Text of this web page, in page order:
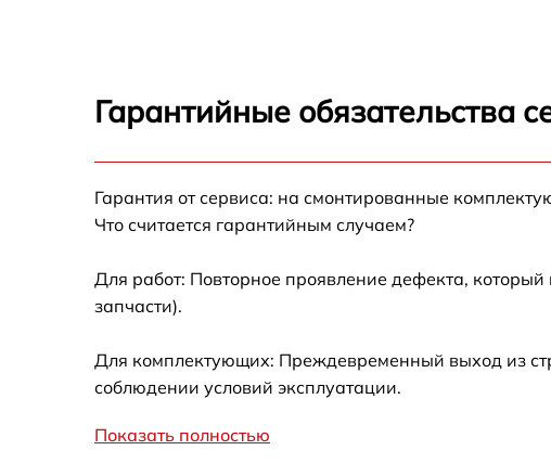
Замена панели управления Bosch SMS 53N18
Замена пускового конденсатора
циркуляционного насоса Bosch SMS 53N18
Замена проточного нагревательного
Гарантийные обязательства
Гарантия от сервиса: на смонтированные
Что считается гарантийным случаем?
Для работ: Повторное проявление дефекта,
запчасти).
Для комплектующих: Преждевременный выход из
соблюдении условий эксплуатации.
Показать полностью